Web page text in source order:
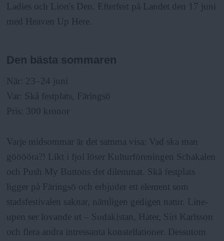
Ladies och Lion's Den. Efterfest på Landet den 17 juni
med Heaven Up Here.
Den bästa sommaren
När: 23–24 juni
Var: Skå festplats, Färingsö
Pris: 300 kronor
Varje midsommar är det samma visa: Vad ska man
gööööra?! Likt i fjol löser Kulturföreningen Schakalen
och Push My Buttons det dilemmat. Skå festplats
ligger på Färingsö och erbjuder ett element som
stadsfestivalen saknar, nämligen gedigen natur. Line-
upen ser lovande ut – Sudakistan, Hater, Siri Karlsson
och flera andra intressanta konstellationer. Dessutom